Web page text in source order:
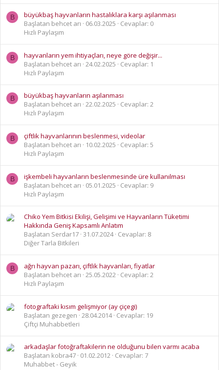
B
büyükbaş hayvanların hastalıklara karşı aşılanması
Başlatan behcet arı
06.03.2025
Cevaplar: 0
Hızlı Paylaşım
B
hayvanların yem ihtiyaçları, neye göre değişir...
Başlatan behcet arı 24.02.2025
Cevaplar: 1
Hızlı Paylaşım
B
büyükbaş hayvanların aşılanması
Başlatan behcet arı 22.02.2025
Cevaplar: 2
Hızlı Paylaşım
B
çiftlik hayvanlarının beslenmesi, videolar
Başlatan behcet arı
10.02.2025
Cevaplar: 5
Hızlı Paylaşım
B
işkembeli hayvanların beslenmesinde üre kullanılması
Başlatan behcet arı
05.01.2025
Cevaplar: 9
Hızlı Paylaşım
Chiko Yem Bitkisi Ekilişi, Gelişimi ve Hayvanların Tüketimi
Hakkında Geniş Kapsamlı Anlatım
Başlatan Serdar17 31.07.2024 Cevaplar: 8
Diğer Tarla Bitkileri
B
ağrı hayvan pazarı, çiftlik hayvanları, fiyatlar
Başlatan behcet arı 25.05.2022 Cevaplar: 2
Hızlı Paylaşım
fotograftaki kısım gelişmiyor (ay çiçegi)
Başlatan gezegen 28.04.2014 Cevaplar: 19
Çiftçi Muhabbetleri
arkadaşlar fotoğraftakilerin ne olduğunu bilen varmı acaba
Başlatan kobra47 01.02.2012 Cevaplar: 7
Muhabbet - Geyik